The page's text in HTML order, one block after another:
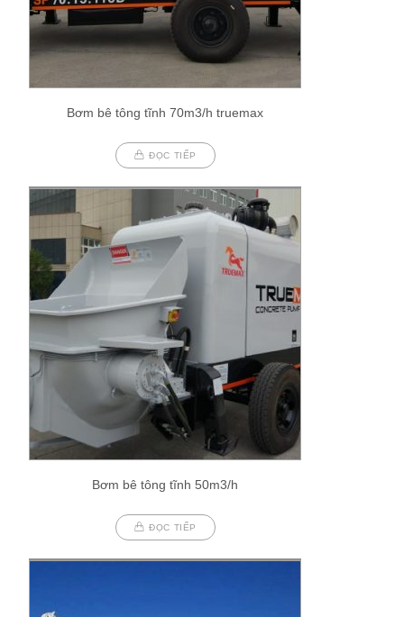
Bơm bê tông tĩnh 70m3/h truemax
ĐỌC TIẾP
Bơm bê tông tĩnh 50m3/h
ĐỌC TIẾP